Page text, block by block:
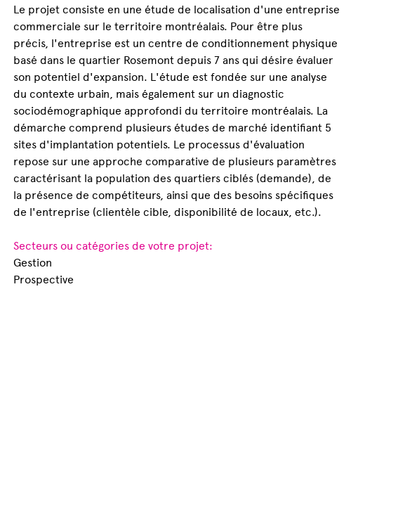
Le projet consiste en une étude de localisation d'une entreprise
commerciale sur le territoire montréalais. Pour être plus
précis, l'entreprise est un centre de conditionnement physique
basé dans le quartier Rosemont depuis 7 ans qui désire évaluer
son potentiel d'expansion. L'étude est fondée sur une analyse
du contexte urbain, mais également sur un diagnostic
sociodémographique approfondi du territoire montréalais. La
démarche comprend plusieurs études de marché identifiant 5
sites d'implantation potentiels. Le processus d'évaluation
repose sur une approche comparative de plusieurs paramètres
caractérisant la population des quartiers ciblés (demande), de
la présence de compétiteurs, ainsi que des besoins spécifiques
de l'entreprise (clientèle cible, disponibilité de locaux, etc.).
Secteurs ou catégories de votre projet:
Gestion
Prospective